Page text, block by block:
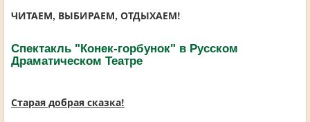
ЧИТАЕМ, ВЫБИРАЕМ, ОТДЫХАЕМ!
Спектакль "Конек-горбунок" в Русском
Драматическом Театре
Старая добрая сказка!